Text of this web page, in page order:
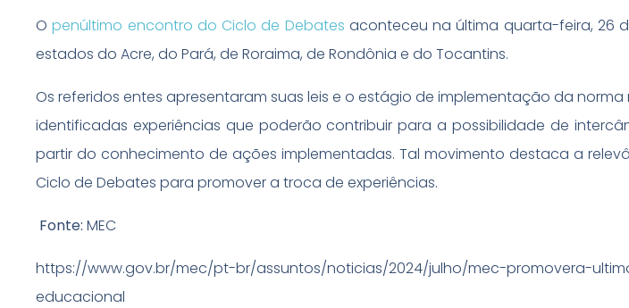
Openúltimo encontro do Ciclo de Debates aconteceu na última quarta-feira, 26
estados do Acre, do Pará, de Roraima, de Rondônia e do Tocantins.
Os referidos entes apresentaram suas leis e o estágio de implementação da
identificadas experiências que poderão contribuir para a possibilidade de
partir do conhecimento de ações implementadas. Tal movimento destaca a
Ciclo de Debates para promover a troca de experiências.
Fonte: MEC
https://www.gov.br/mec/pt-br/assuntos/noticias/2024/julho/mec-promovera-
educacional